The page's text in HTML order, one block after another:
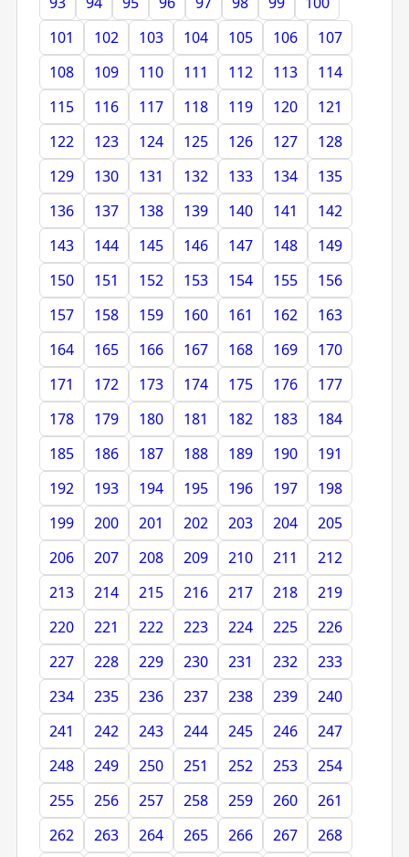
101
102 103 104 105 106
107
108
109 110 111 112 113
114
115
116 117 118 119 120
121
122
123 124 125 126 127
128
129
130 131 132 133 134
135
136
137 138 139 140 141
142
143
144 145 146 147 148
149
150
151 152 153 154 155
156
157
158 159 160 161 162
163
164
165 166 167 168 169
170
171
172 173 174 175 176
177
178
179 180 181 182 183
184
185
186 187 188 189 190
191
192
193 194 195 196 197
198
199
200 201 202 203 204
205
206
207 208 209 210 211
212
213
214 215 216 217 218
219
220
221 222 223 224 225
226
227
228 229 230 231 232
233
234
235 236 237 238 239
240
241
242 243 244 245 246
247
248
249 250 251 252 253
254
255
256 257 258 259 260
261
262
263 264 265 266 267 268